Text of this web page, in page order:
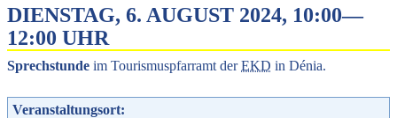
DIENSTAG, 6. AUGUST 2024, 10:00—
12:00 UHR
Sprechstunde im Tourismuspfarramt derEKD in Dénia.
Veranstaltungsort: